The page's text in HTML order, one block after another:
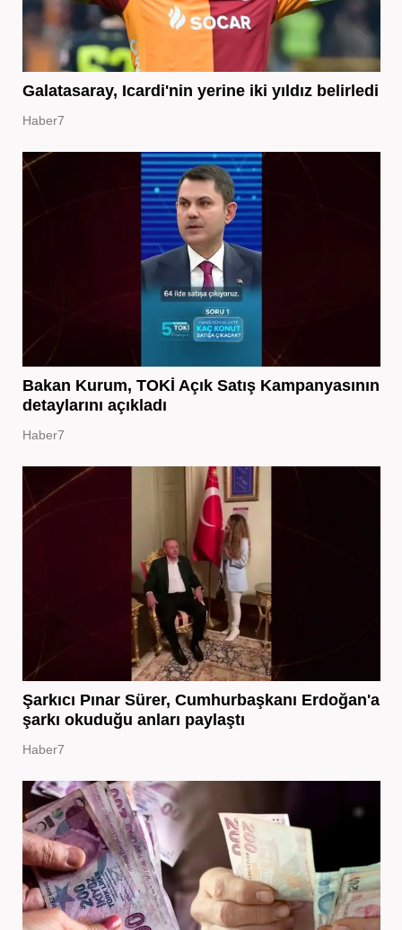
Galatasaray, Icardi'nin yerine iki yıldız belirledi
Haber7
Bakan Kurum, TOKİ Açık Satış Kampanyasının
detaylarını açıkladı
Haber7
Şarkıcı Pınar Sürer, Cumhurbaşkanı Erdoğan'a
şarkı okuduğu anları paylaştı
Haber7